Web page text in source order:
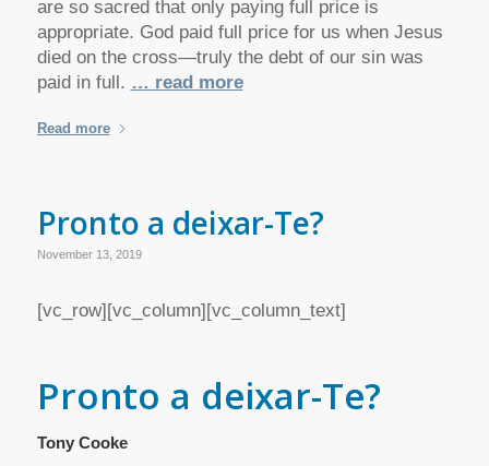
are so sacred that only paying full price is
appropriate. God paid full price for us when Jesus
died on the cross—truly the debt of our sin was
paid in full. … read more
Read more
Pronto a deixar-Te?
November 13, 2019
[vc_row][vc_column][vc_column_text]
Pronto a deixar-Te?
Tony Cooke